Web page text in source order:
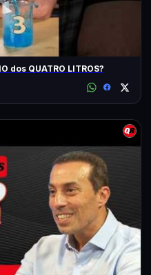
dos QUATRO LITROS?